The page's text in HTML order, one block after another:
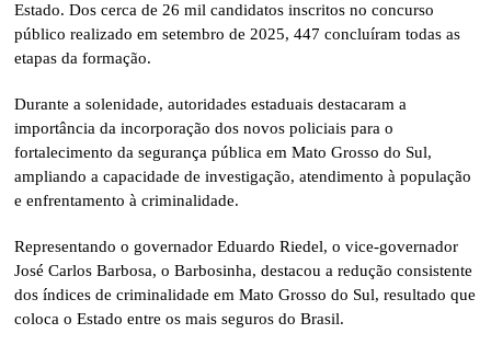
Estado. Dos cerca de 26 mil candidatos inscritos no concurso
público realizado em setembro de 2025, 447 concluíram todas as
etapas da formação.
Durante a solenidade, autoridades estaduais destacaram a
importância da incorporação dos novos policiais para o
fortalecimento da segurança pública em Mato Grosso do Sul,
ampliando a capacidade de investigação, atendimento à população
e enfrentamento à criminalidade.
Representando o governador Eduardo Riedel, o vice-governador
José Carlos Barbosa, o Barbosinha, destacou a redução consistente
dos índices de criminalidade em Mato Grosso do Sul, resultado que
coloca o Estado entre os mais seguros do Brasil.